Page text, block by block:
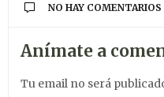
NO HAY COMENTARIOS
Anímate a
Tu email no será